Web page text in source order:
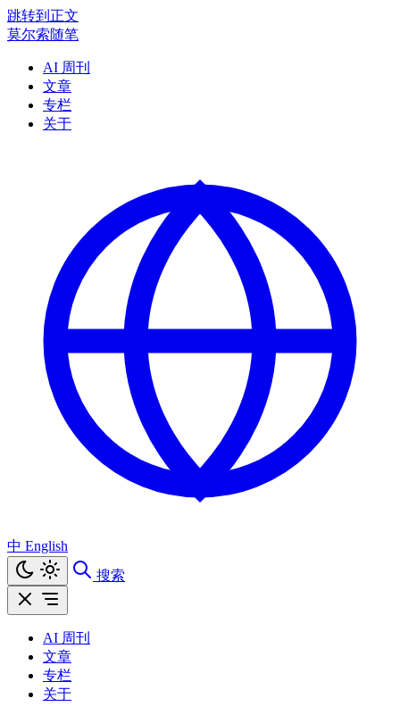
跳转到正文
莫尔索随笔
AI 周刊
文章
专栏
关于
中 English
搜索
AI 周刊
文章
专栏
关于